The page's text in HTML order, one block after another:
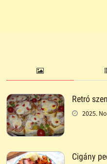
Retró
2025.
Cigány